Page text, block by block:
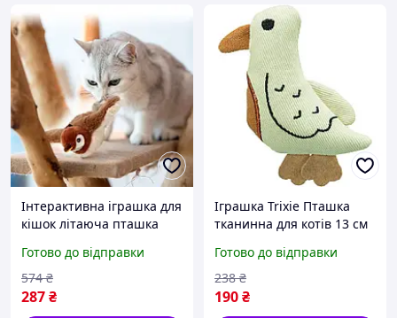
Інтерактивна іграшка для
кішок літаюча пташка
махає крилами NE-49
Готово до відправки
287₴
574 ₴
Іграшка Trixie Пташка
тканинна для котів 13 см
Готово до відправки
190₴
238 ₴